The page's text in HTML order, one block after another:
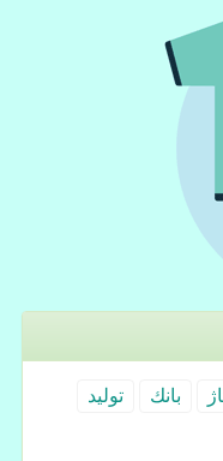
بانك
تولید